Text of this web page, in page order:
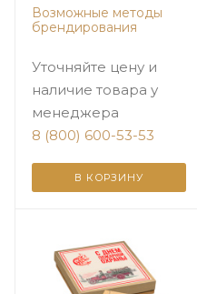
Возможные методы
брендирования
Уточняйте цену и
наличие товара у
менеджера
8 (800) 600-53-53
В КОРЗИНУ